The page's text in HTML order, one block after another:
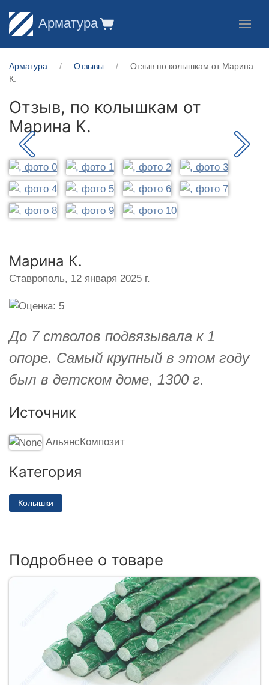
Арматура
Арматура Отзывы
Отзыв по колышкам от Марина
К.
Отзыв, по колышкам от
Марина К.
Марина К.
Ставрополь, 12 января 2025 г.
До 7 стволов подвязывала к 1
опоре. Самый крупный в этом году
был в детском доме, 1300 г.
Источник
АльянсКомпозит
Категория
Колышки
Подробнее о товаре